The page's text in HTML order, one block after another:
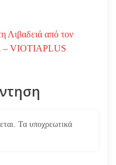
Λιβαδειά από τον
– VIOTIAPLUS
Τα υποχρεωτικά